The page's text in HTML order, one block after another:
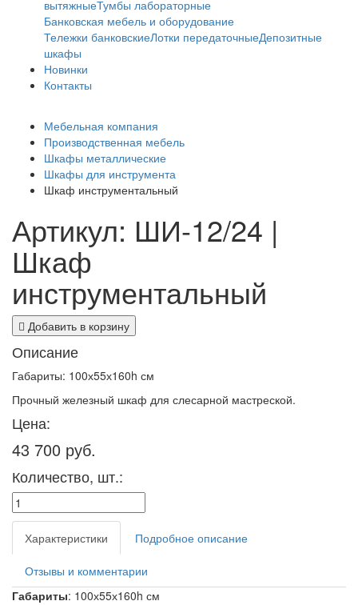
вытяжныеТумбы лабораторные
Банковская мебель и оборудование
Тележки банковскиеЛотки передаточныеДепозитные
шкафы
Новинки
Контакты
Мебельная компания
Производственная мебель
Шкафы металлические
Шкафы для инструмента
Шкаф инструментальный
Артикул: ШИ-12/24 |
Шкаф
инструментальный
Добавить в корзину
Описание
Габариты: 100х55х160h см
Прочный железный шкаф для слесарной мастреской.
Цена:
43 700 руб.
Количество, шт.:
Характеристики Подробное описание
Отзывы и комментарии
Габариты: 100х55х160h см